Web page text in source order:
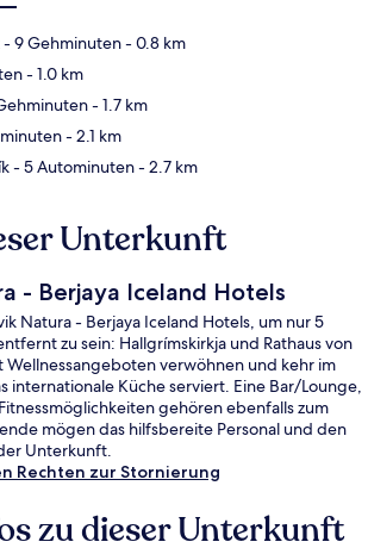
- 9 Gehminuten- 0.8 km
- 1.0 km
- 1.7 km
- 2.1 km
- 5 Autominuten- 2.7 km
Unterkunft
- Berjaya Iceland Hotels
Natura - Berjaya Iceland Hotels, um nur 5
zu sein: Hallgrímskirkja und Rathaus von
Wellnessangeboten verwöhnen und kehr im
internationale Küche serviert. Eine Bar/Lounge,
gehören ebenfalls zum
mögen das hilfsbereite Personal und den
Unterkunft.
Rechten zur Stornierung
zu dieser Unterkunft